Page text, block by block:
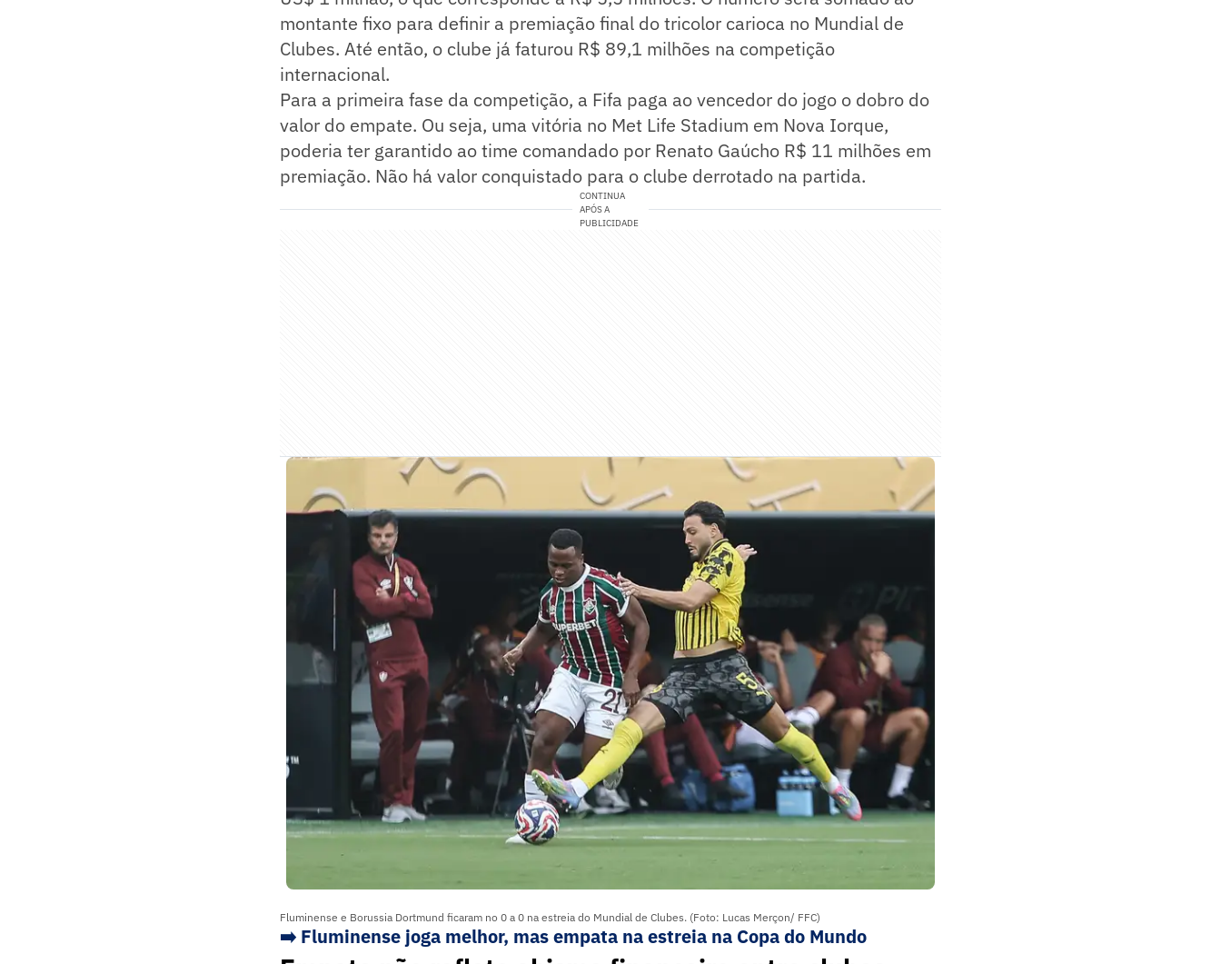
montante fixo para definir a premiação final do tricolor carioca no Mundial de
Clubes. Até então, o clube já faturou R$ 89,1 milhões na competição
internacional.
Para a primeira fase da competição, a Fifa paga ao vencedor do jogo o dobro do
valor do empate. Ou seja, uma vitória no Met Life Stadium em Nova Iorque,
poderia ter garantido ao time comandado por Renato Gaúcho R$ 11 milhões em
premiação. Não há valor conquistado para o clube derrotado na partida.
CONTINUA
APÓS A
PUBLICIDADE
Fluminense e Borussia Dortmund ficaram no 0 a 0 na estreia do Mundial de Clubes. (Foto: Lucas Merçon/ FFC)
➡️ Fluminense joga melhor, mas empata na estreia na Copa do Mundo